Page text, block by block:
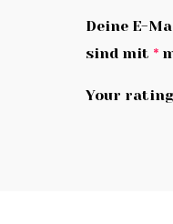
Deine E-
sind mit *
Your